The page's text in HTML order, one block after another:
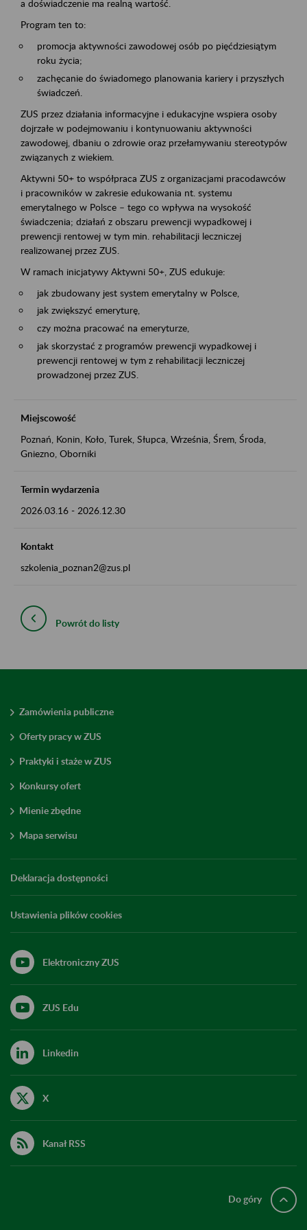
a doświadczenie ma realną wartość.
Program ten to:
promocja aktywności zawodowej osób po pięćdziesiątym
roku życia;
zachęcanie do świadomego planowania kariery i przyszłych
świadczeń.
ZUS przez działania informacyjne i edukacyjne wspiera osoby
dojrzałe w podejmowaniu i kontynuowaniu aktywności
zawodowej, dbaniu o zdrowie oraz przełamywaniu stereotypów
związanych z wiekiem.
Aktywni 50+ to współpraca ZUS z organizacjami pracodawców
i pracowników w zakresie edukowania nt. systemu
emerytalnego w Polsce – tego co wpływa na wysokość
świadczenia; działań z obszaru prewencji wypadkowej i
prewencji rentowej w tym min. rehabilitacji leczniczej
realizowanej przez ZUS.
W ramach inicjatywy Aktywni 50+, ZUS edukuje:
jak zbudowany jest system emerytalny w Polsce,
jak zwiększyć emeryturę,
czy można pracować na emeryturze,
jak skorzystać z programów prewencji wypadkowej i
prewencji rentowej w tym z rehabilitacji leczniczej
prowadzonej przez ZUS.
Miejscowość
Poznań, Konin, Koło, Turek, Słupca, Września, Śrem, Środa,
Gniezno, Oborniki
Termin wydarzenia
2026.03.16 - 2026.12.30
Kontakt
szkolenia_poznan2@zus.pl
Powrót do listy
Zamówienia publiczne
Oferty pracy w ZUS
Praktyki i staże w ZUS
Konkursy ofert
Mienie zbędne
Mapa serwisu
Deklaracja dostępności
Ustawienia plików cookies
Elektroniczny ZUS
ZUS Edu
Linkedin
X
Kanał RSS
Do góry